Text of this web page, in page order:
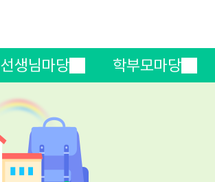
선생님마당 학부모마당